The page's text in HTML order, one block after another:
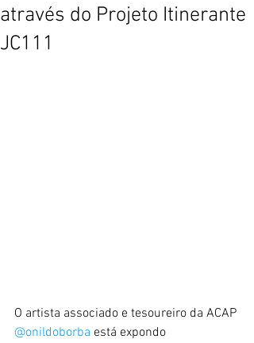
através do Projeto Itinerante
JC111
O artista associado e tesoureiro da ACAP
@onildoborba está expondo